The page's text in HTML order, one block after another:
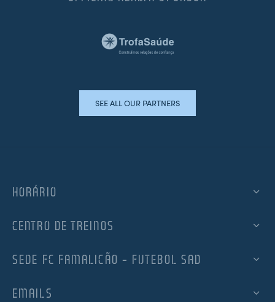
SEE ALL OUR PARTNERS
HORÁRIO
CENTRO DE TREINOS
SEDE FC FAMALICÃO – FUTEBOL SAD
EMAILS